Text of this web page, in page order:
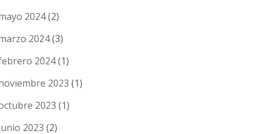
2024(2)
2024(3)
2024(1)
2023 (1)
2023 (1)
2023 (2)